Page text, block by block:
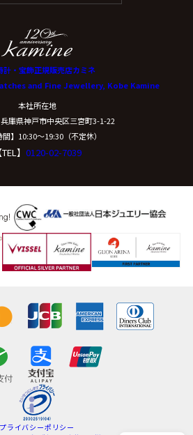
計・宝飾正規販売店カミネ
and Fine Jewellery, Kobe Kamine
本社所在地
庫県神戸市中央区三宮町3-1-22
間】10:30〜19:30（不定休）
TEL】 0120-02-7039
プライバシーポリシー